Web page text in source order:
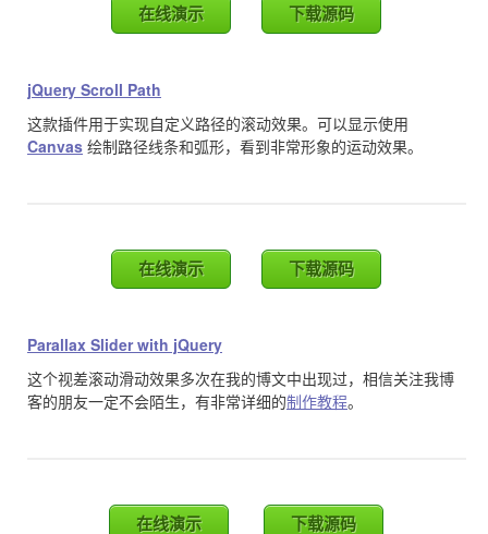
在线演示 下载源码
jQuery Scroll Path
这款插件用于实现自定义路径的滚动效果。可以显示使用
Canvas 绘制路径线条和弧形，看到非常形象的运动效果。
在线演示 下载源码
Parallax Slider with jQuery
这个视差滚动滑动效果多次在我的博文中出现过，相信关注我博
客的朋友一定不会陌生，有非常详细的制作教程。
在线演示 下载源码